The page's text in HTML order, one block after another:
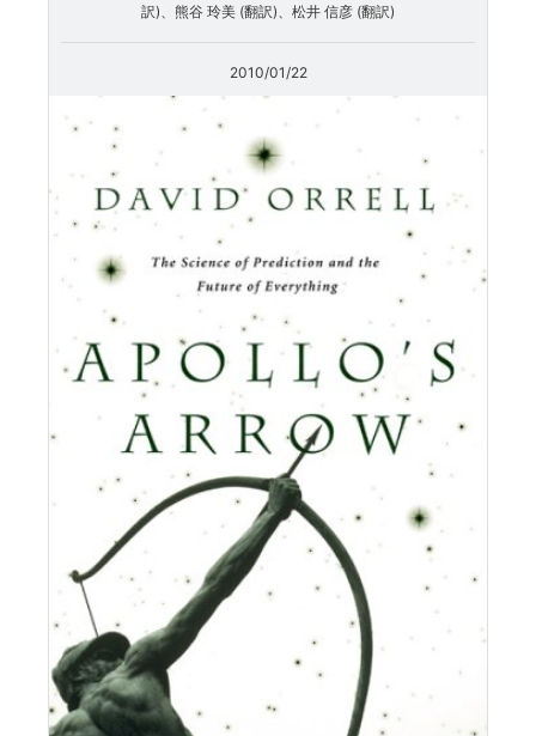
訳)、熊谷 玲美 (翻訳)、松井 信彦 (翻訳)
2010/01/22